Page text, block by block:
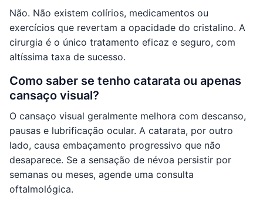
Não. Não existem colírios, medicamentos ou
exercícios que revertam a opacidade do cristalino. A
cirurgia é o único tratamento eficaz e seguro, com
altíssima taxa de sucesso.
Como saber se tenho catarata ou apenas
cansaço visual?
O cansaço visual geralmente melhora com descanso,
pausas e lubrificação ocular. A catarata, por outro
lado, causa embaçamento progressivo que não
desaparece. Se a sensação de névoa persistir por
semanas ou meses, agende uma consulta
oftalmológica.